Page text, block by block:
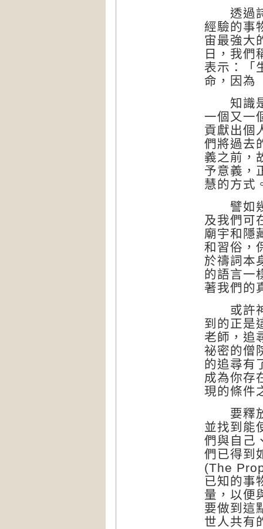
透過詩
經驗的事
宙最強大
日，我們
表示：「
命，因為
知識是
一個又一
貢獻出個
們將過去
義之前，
予意義，
慧的方式
譬如幾
及我們可
廟宇和隱
和習俗，
於禱詞本
的語言一
著我們的
或許神
到的正是
老師，追
祕密的僧
的追尋有
成為你存
現的條件
要釋放
並找到能
們與自己
們已得到
(The
已知的事
量，以便
要做到這
世人共有